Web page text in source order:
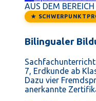
AUS DEM BEREICH
★
Bilingualer
7, Erdkunde ab
Dazu vier
anerkannte